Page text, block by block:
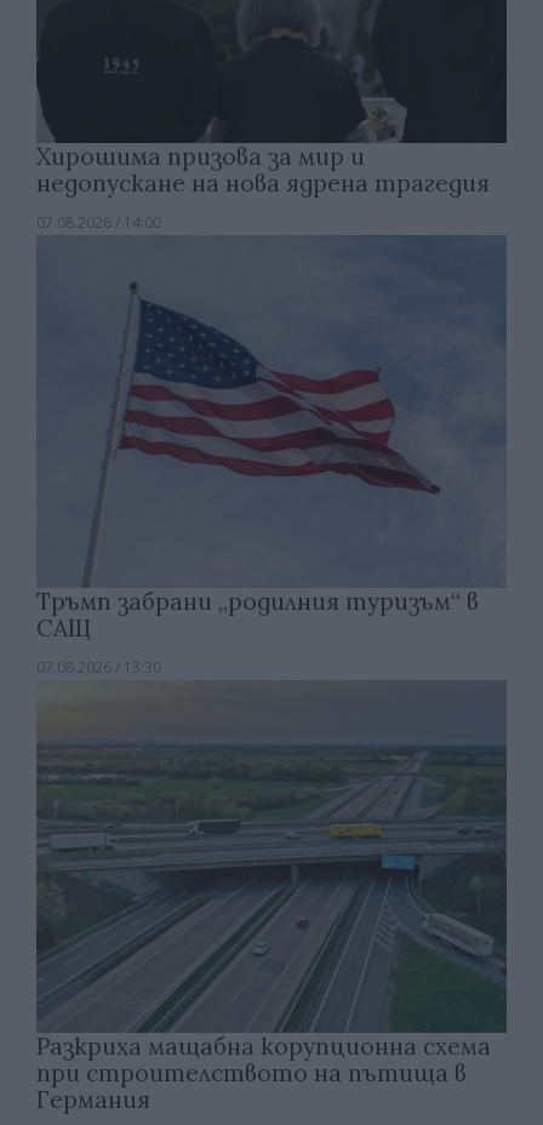
Хирошима призова за мир и
недопускане на нова ядрена трагедия
07.08.2026 / 14:00
Тръмп забрани „родилния туризъм“ в
САЩ
07.08.2026 / 13:30
Разкриха мащабна корупционна схема
при строителството на пътища в
Германия